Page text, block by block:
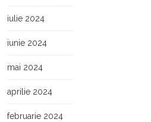
iulie 2024
iunie 2024
mai 2024
aprilie 2024
februarie 2024